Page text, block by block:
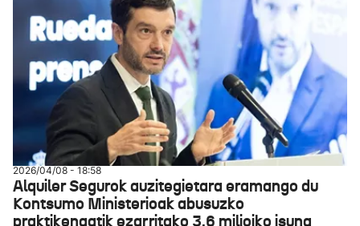
2026/04/08 - 18:58
Alquiler Segurok auzitegietara eramango du
Kontsumo Ministerioak abusuzko
praktikengatik ezarritako 3,6 milioiko isuna